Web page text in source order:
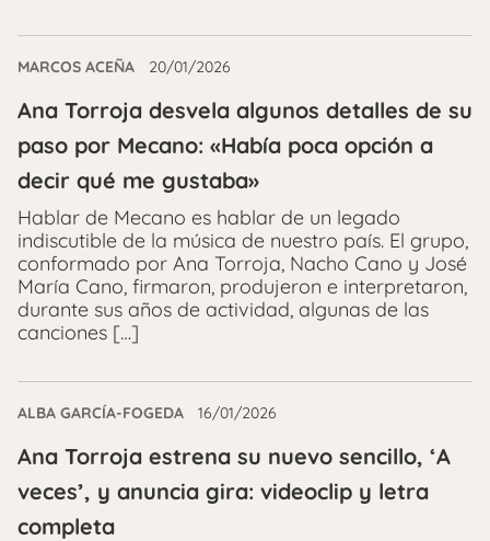
MARCOS ACEÑA 20/01/2026
Ana Torroja desvela algunos detalles de su
paso por Mecano: «Había poca opción a
decir qué me gustaba»
Hablar de Mecano es hablar de un legado
indiscutible de la música de nuestro país. El grupo,
conformado por Ana Torroja, Nacho Cano y José
María Cano, firmaron, produjeron e interpretaron,
durante sus años de actividad, algunas de las
canciones […]
ALBA GARCÍA-FOGEDA 16/01/2026
Ana Torroja estrena su nuevo sencillo, ‘A
veces’, y anuncia gira: videoclip y letra
completa